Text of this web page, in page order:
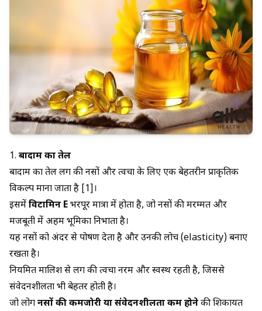
1. बादाम का तेल
बादाम का तेल लिंग की नसों और त्वचा के लिए एक बेहतरीन प्राकृतिक
विकल्प माना जाता है [1]।
इसमेंविटामिन Eभरपूर मात्रा में होता है, जो नसों की मरम्मत और
मजबूती में अहम भूमिका निभाता है।
यह नसों को अंदर से पोषण देता है और उनकी लोच (elasticity) बनाए
रखता है।
नियमित मालिश से लिंग की त्वचा नरम और स्वस्थ रहती है, जिससे
संवेदनशीलता भी बेहतर होती है।
जो लोगनसों की कमजोरी या संवेदनशीलता कम होनेकी शिकायत